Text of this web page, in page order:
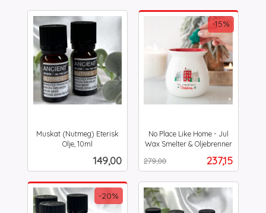
Muskat (Nutmeg) Eterisk
Olje, 10ml
Pris
149,00
No Place Like Home - Jul
Wax Smelter & Oljebrenner
Tilbud
237,15
279,00
-15%
mva.
-20%